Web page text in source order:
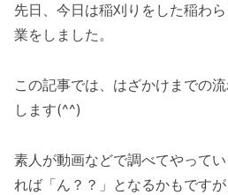
先日、今日は稲刈りをした稲わ
業をしました。
この記事では、はざかけまでの
します(^^)
素人が動画などで調べてやって
れば「ん？？」となるかもですが